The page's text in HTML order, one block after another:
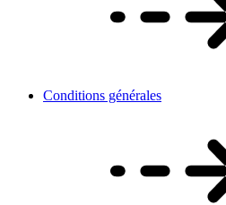
Conditions générales